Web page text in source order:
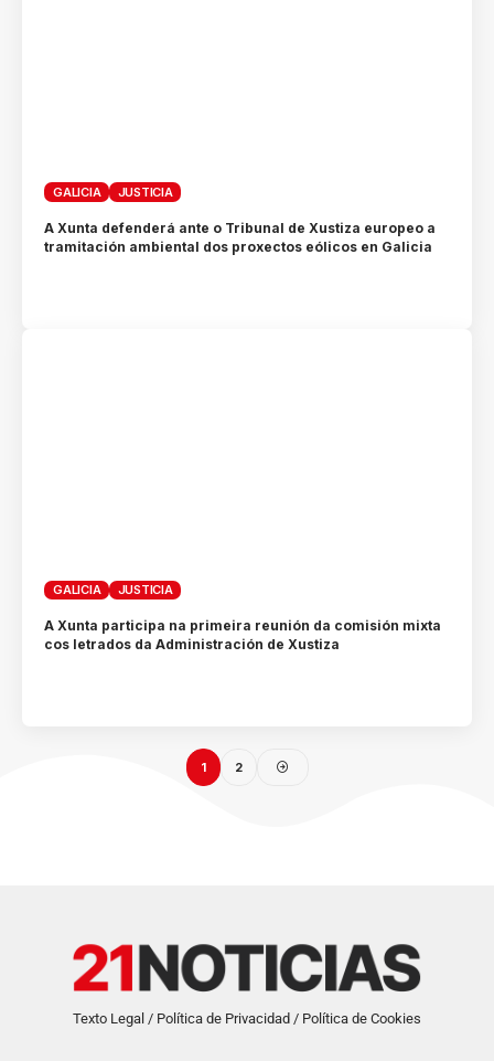
GALICIA JUSTICIA
A Xunta defenderá ante o Tribunal de Xustiza europeo a
tramitación ambiental dos proxectos eólicos en Galicia
GALICIA JUSTICIA
A Xunta participa na primeira reunión da comisión mixta
cos letrados da Administración de Xustiza
1 2
Texto Legal / Política de Privacidad / Política de Cookies